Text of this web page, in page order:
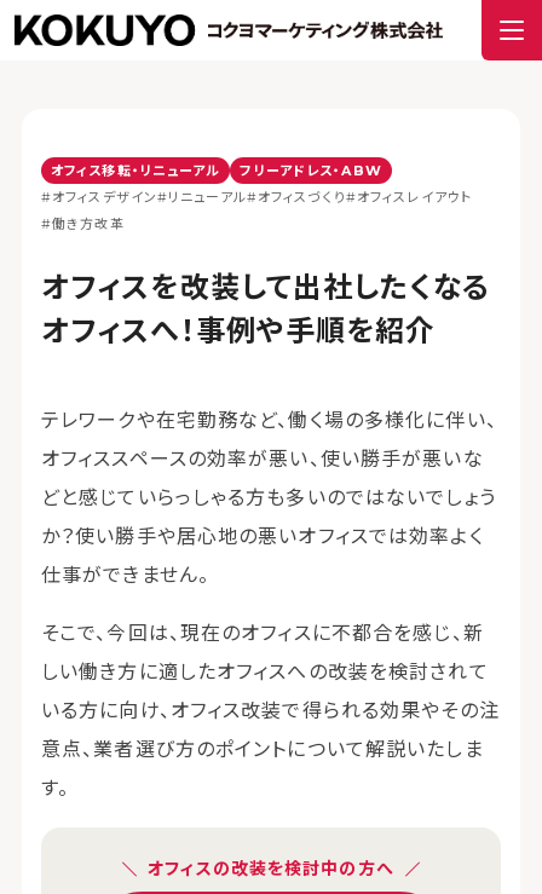
オフィス移転・リニューアル
フリーアドレス・ABW
#オフィスデザイン#リニューアル#オフィスづくり#オフィスレイアウト
#働き方改革
オフィスを改装して出社したくなる
オフィスへ！事例や手順を紹介
テレワークや在宅勤務など、働く場の多様化に伴い、
オフィススペースの効率が悪い、使い勝手が悪いな
どと感じていらっしゃる方も多いのではないでしょう
か？使い勝手や居心地の悪いオフィスでは効率よく
仕事ができません。
そこで、今回は、現在のオフィスに不都合を感じ、新
しい働き方に適したオフィスへの改装を検討されて
いる方に向け、オフィス改装で得られる効果やその注
意点、業者選び方のポイントについて解説いたしま
す。
オフィスの改装を検討中の方へ